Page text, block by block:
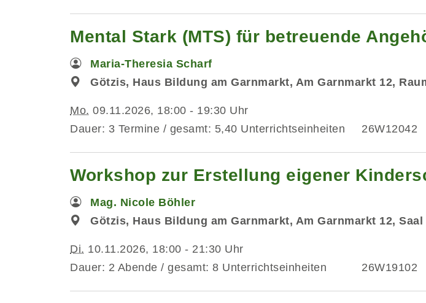
Mental Stark (MTS) für betreuende
Maria-Theresia Scharf
Götzis, Haus Bildung am Garnmarkt, Am Garnmarkt 12,
Mo. 09.11.2026, 18:00 - 19:30 Uhr
Dauer: 3 Termine / gesamt: 5,40 Unterrichtseinheiten
26W12042
Workshop zur Erstellung eigener
Mag. Nicole Böhler
Götzis, Haus Bildung am Garnmarkt, Am Garnmarkt 12, Saal
Di. 10.11.2026, 18:00 - 21:30 Uhr
Dauer: 2 Abende / gesamt: 8 Unterrichtseinheiten
26W19102